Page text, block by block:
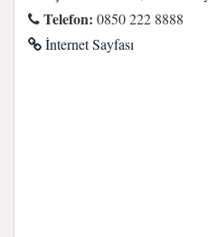
Telefon: 0850 222 8888
İnternet Sayfası